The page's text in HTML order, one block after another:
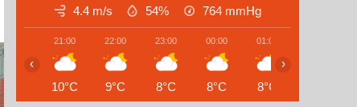
4.4 m/s 54% 764 mmHg
21:00
10°C
22:00
9°C
23:00
8°C
00:00
8°C
01:00
8°C
‹ ›